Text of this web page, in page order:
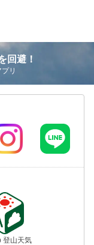
回避！
リ
登山天気